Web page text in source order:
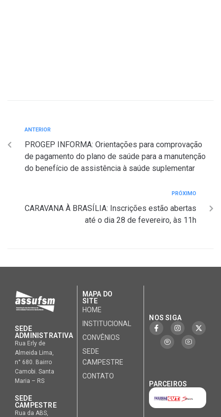
ANTERIOR
PROGEP INFORMA: Orientações para comprovação
de pagamento do plano de saúde para a manutenção
do benefício de assistência à saúde suplementar
PRÓXIMO
CARAVANA À BRASÍLIA: Inscrições estão abertas
até o dia 28 de fevereiro, às 11h
SEDE
ADMINISTRATIVA
Rua Erly de
Almeida Lima,
n° 680. Bairro
Camobi. Santa
Maria – RS
SEDE
CAMPESTRE
Rua da ABS,
MAPA DO
SITE
HOME
INSTITUCIONAL
CONVÊNIOS
SEDE
CAMPESTRE
CONTATO
NOS SIGA
PARCEIROS